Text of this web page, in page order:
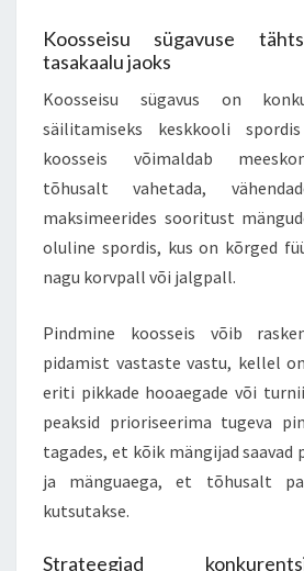
Koosseisu sügavuse
tasakaalu jaoks
Koosseisu sügavus on
säilitamiseks keskkooli
koosseis võimaldab
tõhusalt vahetada,
maksimeerides sooritust
oluline spordis, kus on kõrged
nagu korvpall või jalgpall.
Pindmine koosseis võib
pidamist vastaste vastu, kellel
eriti pikkade hooaegade või
peaksid prioriseerima tugeva
tagades, et kõik mängijad
ja mänguaega, et tõhusalt
kutsutakse.
Strateegiad